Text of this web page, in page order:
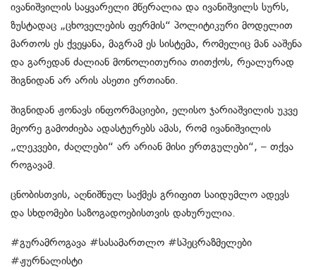
ივანიშვილის საყვარელი მწერალია და ივანიშვილს სურს,
ზუსტადაც „ცხოველების ფერმის“ პოლიტიკური მოდელით
მართოს ეს ქვეყანა, მაგრამ ეს სისტემა, რომელიც მან ააშენა
და გარედან ძალიან მონოლითურია თითქოს, რეალურად
შიგნიდან არ არის ასეთი ერთიანი.
შიგნიდან ჟონავს ინფორმაციები, ელისო ჯარიაშვილის უკვე
მეორე გამოძიება ადასტურებს ამას, რომ ივანიშვილის
„ლეკვები, ძაღლები“ არ არიან მისი ერთგულები“, – თქვა
როგავამ.
ცნობისთვის, აღნიშნულ საქმეს გრიფით საიდუმლო ადევს
და სხდომები საზოგადოებისთვის დახურულია.
#გურამროგავა #სასამართლო #სპეცრაზმელები
#ჟურნალისტი